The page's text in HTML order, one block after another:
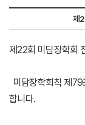
제
제22회 미담장학회
미담장학회칙 제
합니다.